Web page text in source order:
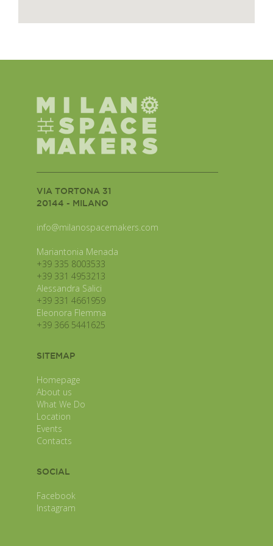
VIA TORTONA 31
20144 - MILANO
info@milanospacemakers.com
Mariantonia Menada
+39 335 8003533
+39 331 4953213
Alessandra Salici
+39 331 4661959
Eleonora Flemma
+39 366 5441625
SITEMAP
Homepage
About us
What We Do
Location
Events
Contacts
SOCIAL
Facebook
Instagram